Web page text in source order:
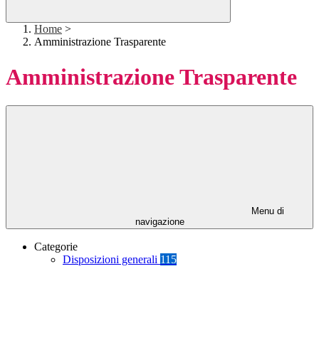
Home >
Amministrazione Trasparente
Amministrazione Trasparente
Menu di
navigazione
Categorie
Disposizioni generali 115